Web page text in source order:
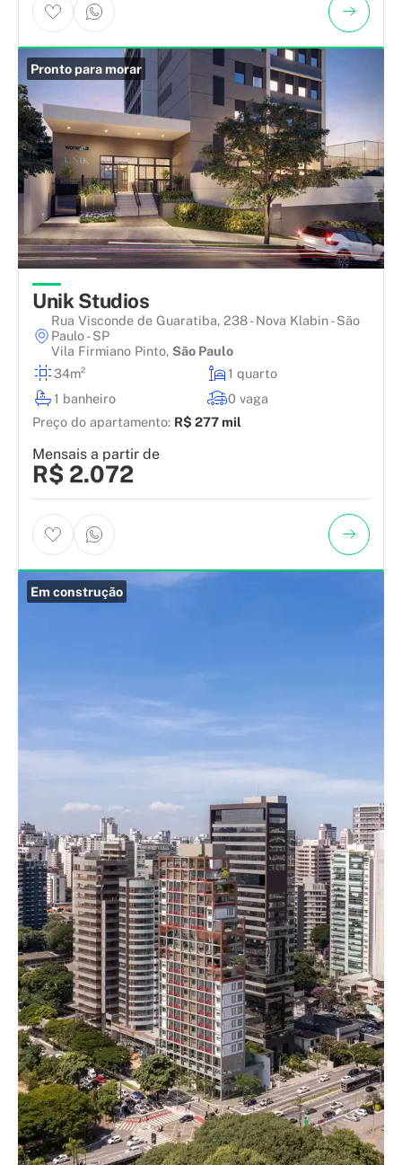
Pronto para morar
Unik Studios
Rua Visconde de Guaratiba, 238 - Nova Klabin - São
Paulo - SP
Vila Firmiano Pinto, São Paulo
34m²
1 quarto
1 banheiro
0 vaga
Preço do apartamento: R$ 277 mil
Mensais a partir de
R$ 2.072
Em construção